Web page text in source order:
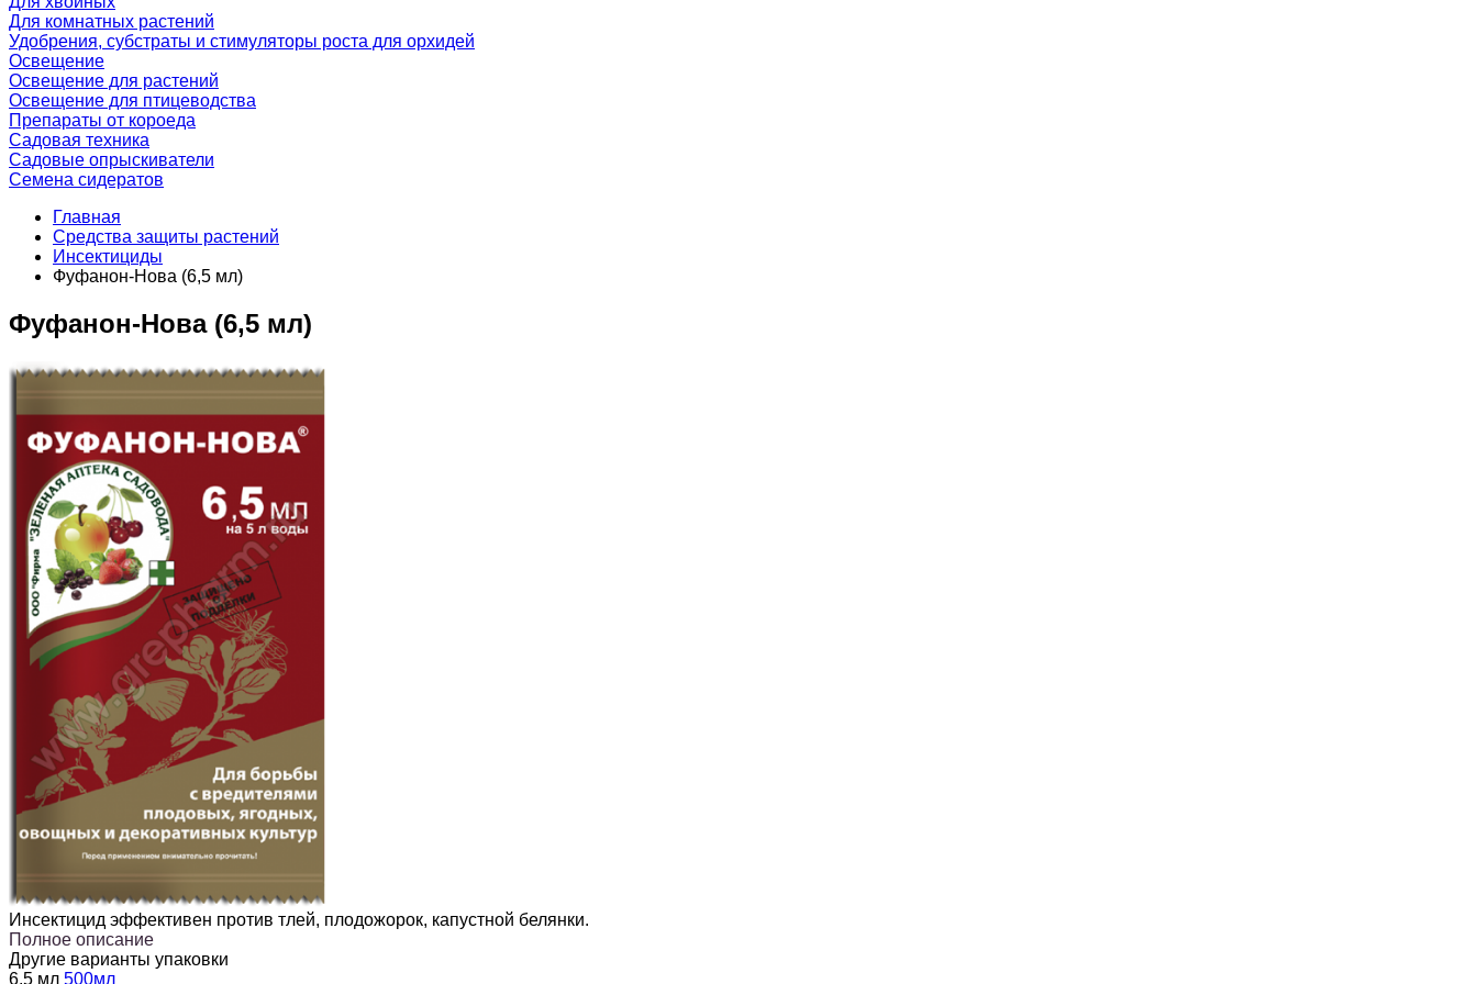
Для комнатных растений
Удобрения, субстраты и стимуляторы роста для орхидей
Освещение
Освещение для растений
Освещение для птицеводства
Препараты от короеда
Садовая техника
Садовые опрыскиватели
Семена сидератов
Главная
Средства защиты растений
Инсектициды
Фуфанон-Нова (6,5 мл)
Фуфанон-Нова (6,5 мл)
Инсектицид эффективен против тлей, плодожорок, капустной белянки.
Полное описание
Другие варианты упаковки
6,5 мл 500мл